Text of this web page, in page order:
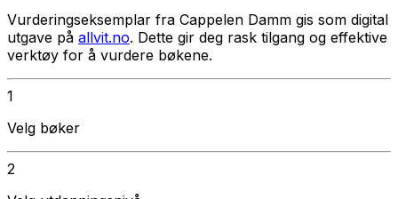
Vurderingseksemplar fra Cappelen Damm gis som digital
utgave på allvit.no. Dette gir deg rask tilgang og effektive
verktøy for å vurdere bøkene.
1
Velg bøker
2